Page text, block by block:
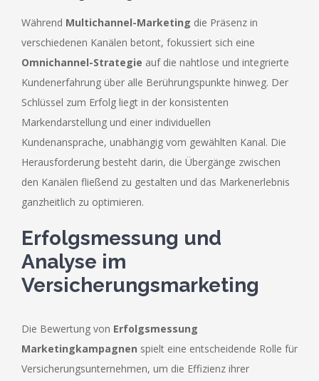
Während Multichannel-Marketing die Präsenz in
verschiedenen Kanälen betont, fokussiert sich eine
Omnichannel-Strategie auf die nahtlose und integrierte
Kundenerfahrung über alle Berührungspunkte hinweg. Der
Schlüssel zum Erfolg liegt in der konsistenten
Markendarstellung und einer individuellen
Kundenansprache, unabhängig vom gewählten Kanal. Die
Herausforderung besteht darin, die Übergänge zwischen
den Kanälen fließend zu gestalten und das Markenerlebnis
ganzheitlich zu optimieren.
Erfolgsmessung und
Analyse im
Versicherungsmarketing
Die Bewertung von Erfolgsmessung
Marketingkampagnen spielt eine entscheidende Rolle für
Versicherungsunternehmen, um die Effizienz ihrer